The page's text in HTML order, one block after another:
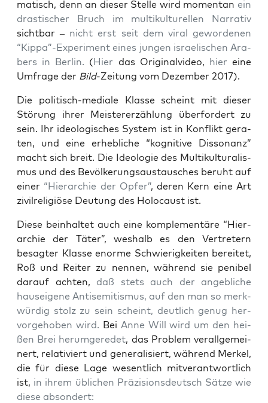
ma­tisch, denn an die­ser Stel­le wird momen­tan ein
dras­ti­scher Bruch im mul­ti­kul­tu­rel­len Nar­ra­tiv
sicht­bar – nicht erst seit dem viral gewor­de­nen
“Kippa”-Experiment eines jun­gen israe­li­schen Ara­
bers in Ber­lin. (Hier das Ori­gi­nal­vi­deo, hier eine
Umfra­ge der Bild-Zei­tung vom Dezem­ber 2017).
Die poli­tisch-media­le Klas­se scheint mit die­ser
Stö­rung ihrer Meis­ter­er­zäh­lung über­for­dert zu
sein. Ihr ideo­lo­gi­sches Sys­tem ist in Kon­flikt gera­
ten, und eine erheb­li­che “kogni­ti­ve Dis­so­nanz”
macht sich breit. Die Ideo­lo­gie des Mul­ti­kul­tu­ra­lis­
mus und des Bevöl­ke­rungs­aus­tau­sches beruht auf
einer “Hier­ar­chie der Opfer”, deren Kern eine Art
zivil­re­li­giö­se Deu­tung des Holo­caust ist.
Die­se beinhal­tet auch eine kom­ple­men­tä­re “Hier­
ar­chie der Täter”, wes­halb es den Ver­tre­tern
besag­ter Klas­se enor­me Schwie­rig­kei­ten berei­tet,
Roß und Rei­ter zu nen­nen, wäh­rend sie peni­bel
dar­auf ach­ten, daß stets auch der angeb­li­che
haus­ei­ge­ne Anti­se­mi­tis­mus, auf den man so merk­
wür­dig stolz zu sein scheint, deut­lich genug her­
vor­ge­ho­ben wird. Bei Anne Will wird um den hei­
ßen Brei her­um­ge­re­det, das Pro­blem ver­all­ge­mei­
nert, rela­ti­viert und gene­ra­li­siert, wäh­rend Mer­kel,
die für die­se Lage wesent­lich mit­ver­ant­wort­lich
ist, in ihrem übli­chen Prä­zi­si­ons­deutsch Sät­ze wie
die­se absondert: